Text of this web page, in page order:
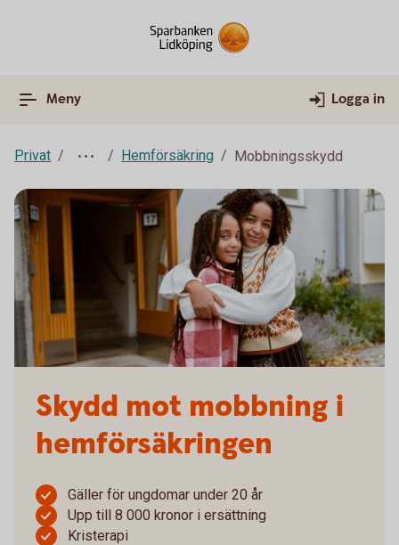
Meny Logga in
Privat Hemförsäkring Mobbningsskydd
Skydd mot mobbning i
hemförsäkringen
Gäller för ungdomar under 20 år
Upp till 8 000 kronor i ersättning
Kristerapi